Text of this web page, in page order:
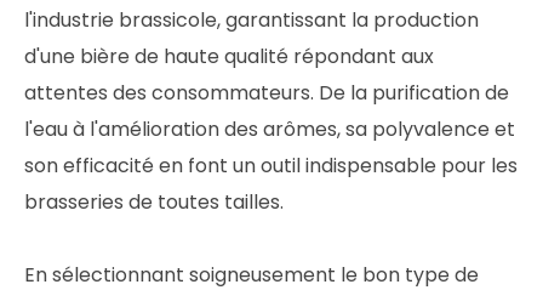
l'industrie brassicole, garantissant la production
d'une bière de haute qualité répondant aux
attentes des consommateurs. De la purification de
l'eau à l'amélioration des arômes, sa polyvalence et
son efficacité en font un outil indispensable pour les
brasseries de toutes tailles.
En sélectionnant soigneusement le bon type de